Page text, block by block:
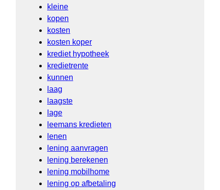
kleine
kopen
kosten
kosten koper
krediet hypotheek
kredietrente
kunnen
laag
laagste
lage
leemans kredieten
lenen
lening aanvragen
lening berekenen
lening mobilhome
lening op afbetaling